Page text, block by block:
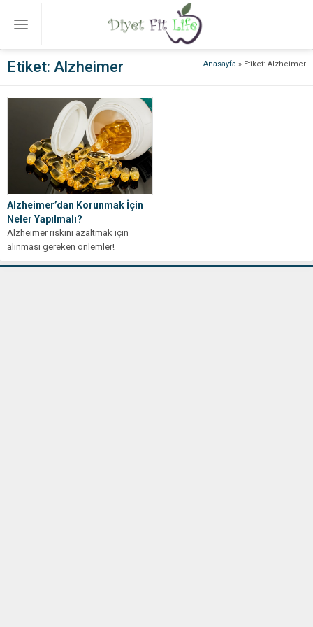
Anasayfa » Etiket: Alzheimer
Etiket: Alzheimer
Alzheimer’dan Korunmak İçin
Neler Yapılmalı?
Alzheimer riskini azaltmak için
alınması gereken önlemler!
Beslenmeden egzersize, hayata dair